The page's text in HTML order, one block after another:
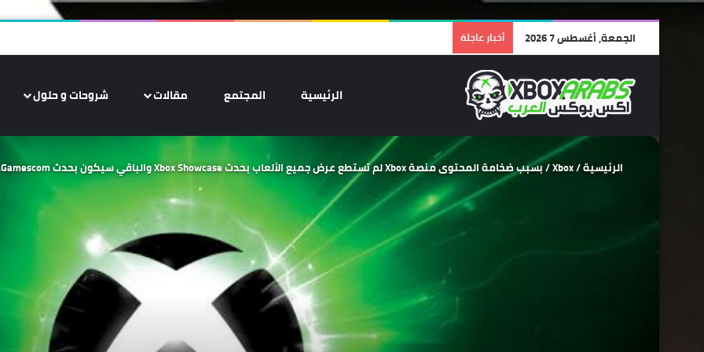
الجمعة, أغسطس 7 2026 أخبار عاجلة
الرئيسية المجتمع مقالات شروحات و حلول
الرئيسية/
Xbox
/بسبب ضخامة المحتوى منصة Xbox لم تستطع عرض جميع الألعاب بحدث Xbox Showcase والباقي سيكون بحدث Gamescom.